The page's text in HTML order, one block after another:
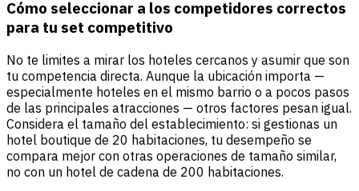
Cómo seleccionar a los competidores correctos
para tu set competitivo
No te limites a mirar los hoteles cercanos y asumir que son
tu competencia directa. Aunque la ubicación importa —
especialmente hoteles en el mismo barrio o a pocos pasos
de las principales atracciones — otros factores pesan igual.
Considera el tamaño del establecimiento: si gestionas un
hotel boutique de 20 habitaciones, tu desempeño se
compara mejor con otras operaciones de tamaño similar,
no con un hotel de cadena de 200 habitaciones.